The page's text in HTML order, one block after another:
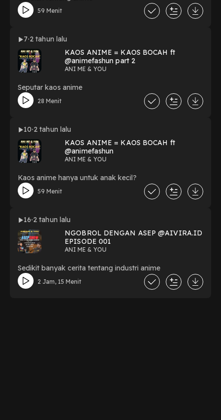
59 Menit
7 2 tahun lalu
KAOS ANIME = KAOS BOCAH ft
@animefashun part 2
ANI ME & YOU
Seputar kaos anime
28 Menit
10 2 tahun lalu
KAOS ANIME = KAOS BOCAH ft
@animefashun
ANI ME & YOU
Kaos anime hanya untuk anak kecil?
59 Menit
16 2 tahun lalu
NGOBROL DENGAN ASEP @AIVIRA.ID
EPISODE 001
ANI ME & YOU
Sedikit banyak cerita tentang industri anime
2 Jam, 15 Menit